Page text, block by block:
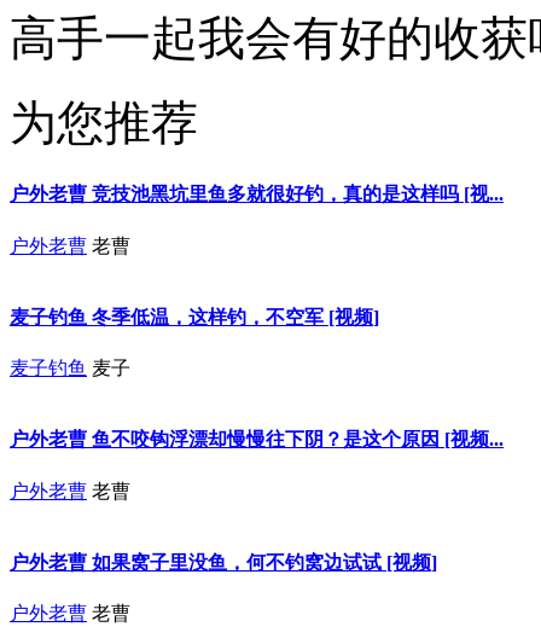
高手一起我会有好的收
为您推荐
户外老曹 竞技池黑坑里鱼多就很好钓，真的是这样吗 [视...
户外老曹 老曹
麦子钓鱼 冬季低温，这样钓，不空军 [视频]
麦子钓鱼 麦子
户外老曹 鱼不咬钩浮漂却慢慢往下阴？是这个原因 [视频...
户外老曹 老曹
户外老曹 如果窝子里没鱼，何不钓窝边试试 [视频]
户外老曹 老曹